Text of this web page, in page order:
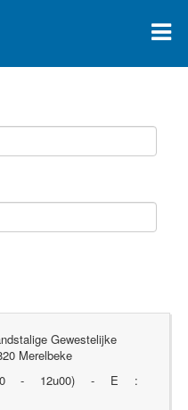
Gewestelijke
Merelbeke
- 12u00) - E :